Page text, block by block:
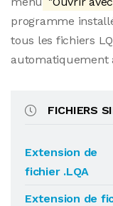
programme
tous les fichiers
automatiquement
FICHIERS
Extension de
fichier .LQA
Extension de